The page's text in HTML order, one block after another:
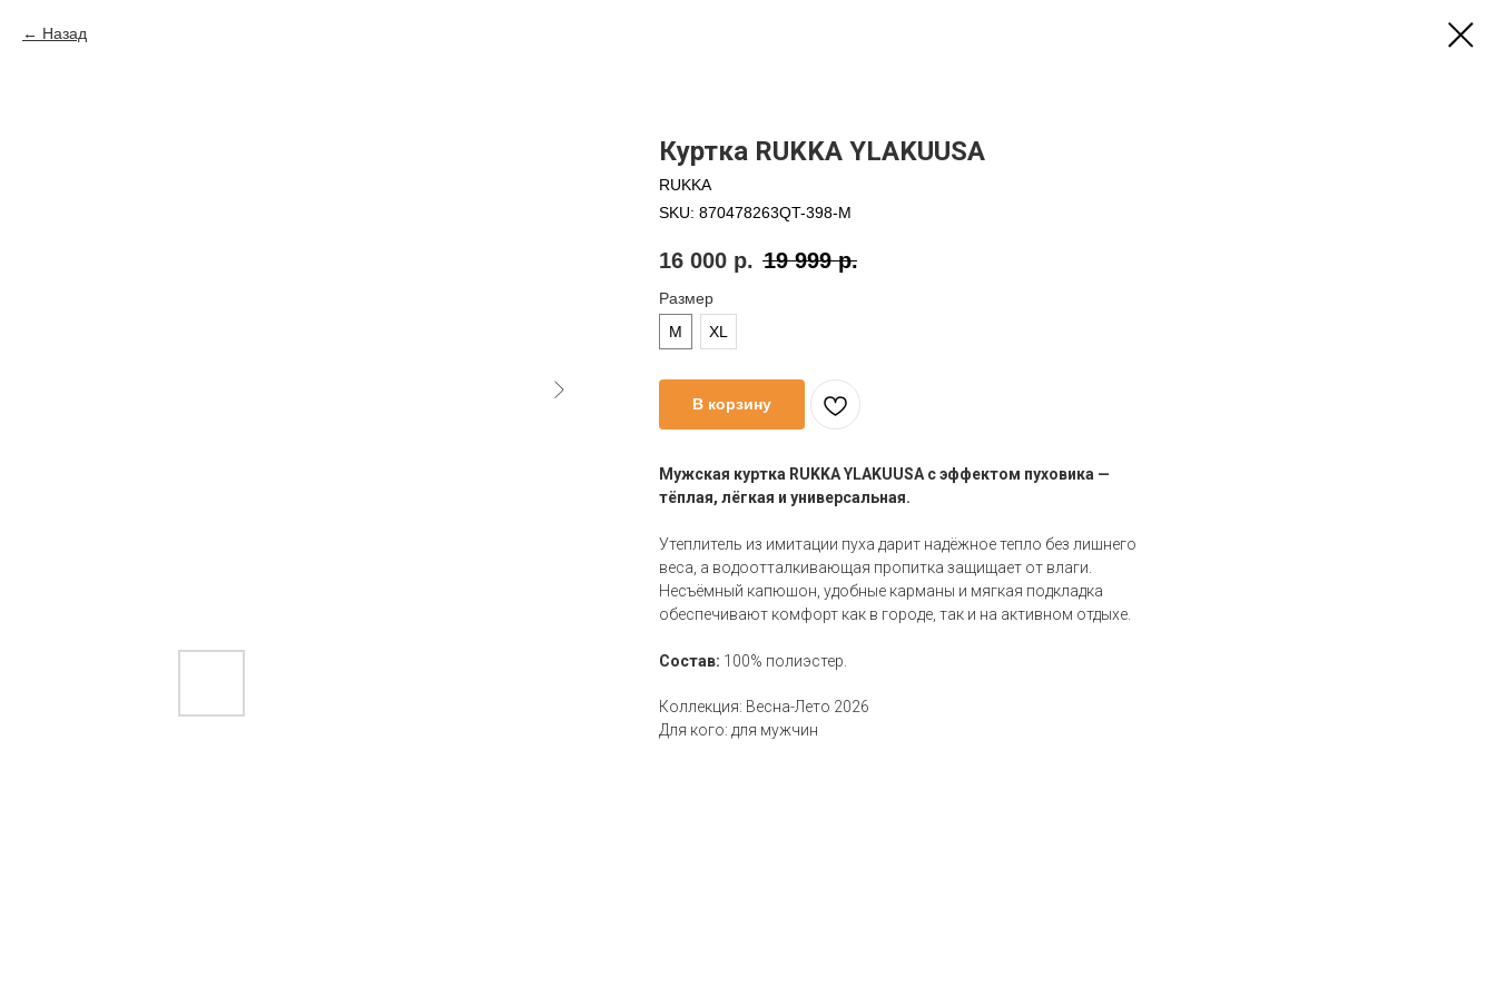
Назад
Куртка RUKKA YLAKUUSA
RUKKA
SKU: 870478263QT-398-M
16 000 р. 19 999 р.
Размер
M
XL
В корзину
Мужская куртка RUKKA YLAKUUSA с эффектом пуховика —
тёплая, лёгкая и универсальная.
Утеплитель из имитации пуха дарит надёжное тепло без лишнего
веса, а водоотталкивающая пропитка защищает от влаги.
Несъёмный капюшон, удобные карманы и мягкая подкладка
обеспечивают комфорт как в городе, так и на активном отдыхе.
Состав: 100% полиэстер.
Коллекция: Весна-Лето 2026
Для кого: для мужчин